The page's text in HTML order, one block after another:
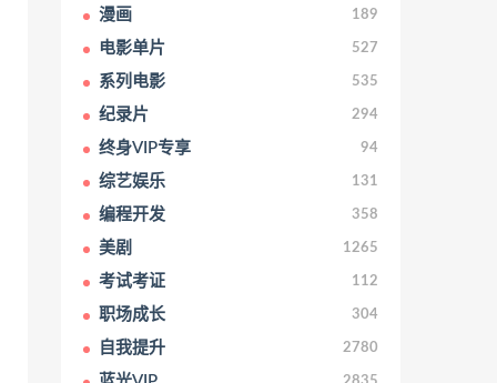
漫画 189
电影单片 527
系列电影 535
纪录片 294
终身VIP专享 94
综艺娱乐 131
编程开发 358
美剧 1265
考试考证 112
职场成长 304
自我提升 2780